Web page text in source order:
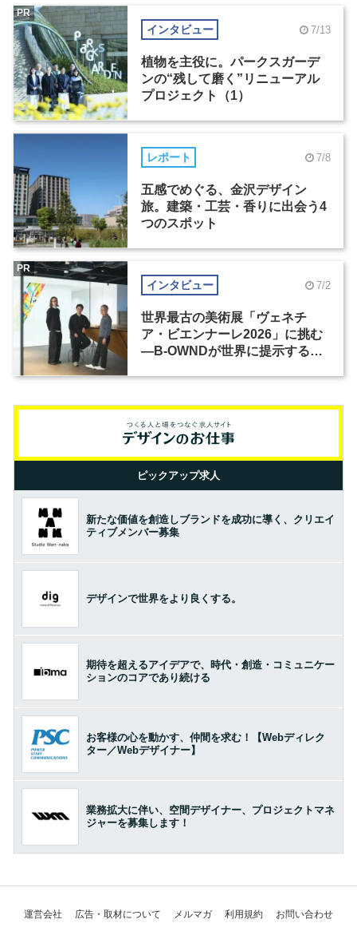
インタビュー 7/13
植物を主役に。パークスガーデ
ンの“残して磨く”リニューアル
プロジェクト（1）
PR
レポート 7/8
五感でめぐる、金沢デザイン
旅。建築・工芸・香りに出会う4
つのスポット
インタビュー 7/2
世界最古の美術展「ヴェネチ
ア・ビエンナーレ2026」に挑む
―B-OWNDが世界に提示する美
PR
ピックアップ求人
新たな価値を創造しブランドを成功に導く、クリエイ
ティブメンバー募集
デザインで世界をより良くする。
期待を超えるアイデアで、時代・創造・コミュニケー
ションのコアであり続ける
お客様の心を動かす、仲間を求む！【Webディレク
ター／Webデザイナー】
業務拡大に伴い、空間デザイナー、プロジェクトマネ
ジャーを募集します！
運営会社 広告・取材について メルマガ 利用規約 お問い合わせ